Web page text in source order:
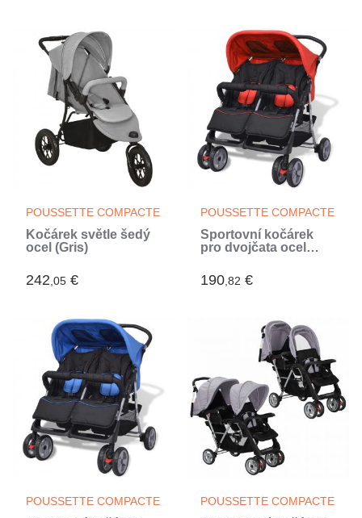
POUSSETTE COMPACTE
Kočárek světle šedý
ocel (Gris)
242,05 €
POUSSETTE COMPACTE
Sportovní kočárek
pro dvojčata ocel
190,82 €
POUSSETTE COMPACTE POUSSETTE COMPACTE